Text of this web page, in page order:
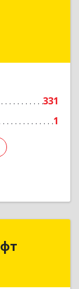
331
1
Аптечный
Софт
Жуковская